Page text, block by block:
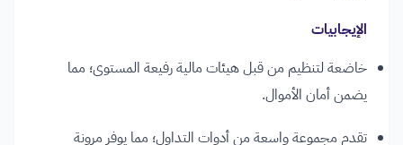
الإيجابيات
خاضعة لتنظيم من قبل هيئات مالية رفيعة المستوى؛ مما
يضمن أمان الأموال.
تقدم مجموعة واسعة من أدوات التداول؛ مما يوفر مرونة